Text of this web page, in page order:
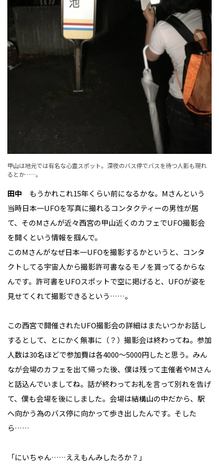
甲山は地元では有名な心霊スポット。深夜のバス停でバスを待つ人影も現れ
るとか……。
田中 もうかれこれ15年くらい前になるかな。Mさんという
当時日本一UFOを写真に撮れるコンタクティーの男性が居
て、そのMさんが近々西宮の甲山近くのカフェでUFO撮影会
を開くという情報を掴んで。
このMさんがなぜ日本一UFOを撮影するかというと、コンタ
クトしてる宇宙人から撮影許可書なるモノを貰ってるからな
んです。許可書をUFOスポットで空に掲げると、UFOが姿を
見せてくれて撮影できるという……。
この西宮で開催されたUFO撮影会の詳細はまたいつかお話し
するとして、とにかく無事に（？）撮影会は終わってね。参加
人数は30名ほどで参加費は各4000〜5000円したと思う。みん
なが会場のカフェを出て帰った後、僕は残って主催者やMさん
と話込んでいましてね。話が終わってお礼を言って別れを告げ
て、僕も会場を後にしました。会場は結構山の中だから、駅
へ向かう為のバス停に向かって歩き出したんです。そした
ら……
「にいちゃん……ええもんみしたろか？」